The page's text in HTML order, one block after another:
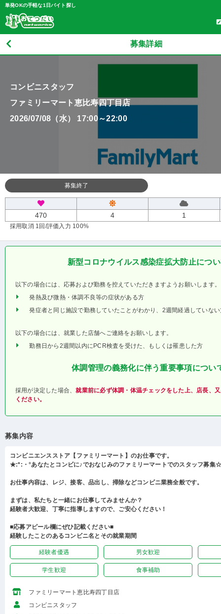
単発OKの手軽な1日バイト探し
募集詳細
コンビニスタッフ
ファミリーマート恵比寿四丁目店
2026/07/08（水） 17:00～22:00
募集終了
470 4 1
採用取消 1回 /評価入力 100%
新型コロナウイルス感染症拡大防止につ
以下の場合には、応募および勤務を控えていただきますようお願いします。
発熱及び微熱・体調不良等の症状がある方
発症者と同じ施設で勤務していたことがわかり、2週間経過していな
以下の場合には、就業した店舗へご連絡をお願いします。
勤務日から2週間以内にPCR検査を受けた、もしくは罹患した方
体調管理の義務化に伴う重要事項につい
採用が決定した場合、就業前に必ず体調・体温チェックをした上、店長、
ください。
募集内容
コンビニエンスストア【ファミリーマート】のお仕事です。
★:*:・°あなたとコンビに♪でおなじみのファミリーマートでのスタッフ募集
お仕事内容は、レジ、接客、品出し、掃除などコンビニ業務全般です。
まずは、私たちと一緒にお仕事してみませんか？
経験者大歓迎、丁寧に指導しますので、ご安心ください！
■応募アピール欄にぜひ記載ください■
経験したことのあるコンビニ名とその就業期間
経験者優遇 男女歓迎
学生歓迎 食事補助
ファミリーマート恵比寿四丁目店
コンビニスタッフ